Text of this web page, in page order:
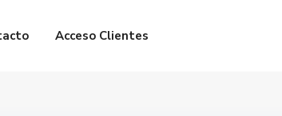
Acceso Clientes